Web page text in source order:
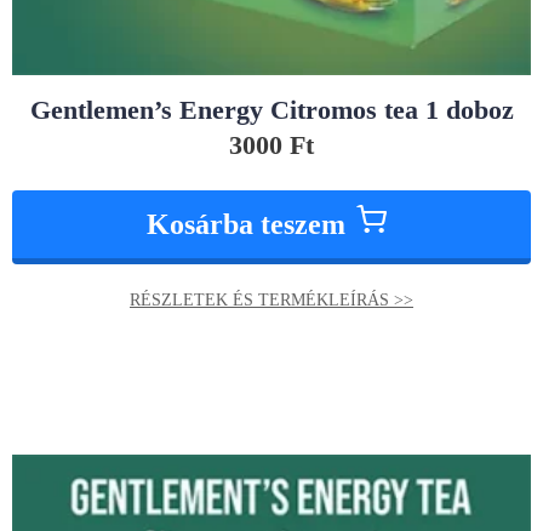
Gentlemen’s Energy Citromos tea 1 doboz
3000 Ft
Kosárba teszem
RÉSZLETEK ÉS TERMÉKLEÍRÁS >>